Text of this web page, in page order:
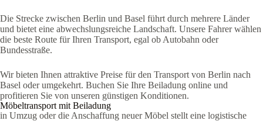
Die Strecke zwischen Berlin und Basel führt durch mehrere Länder
und bietet eine abwechslungsreiche Landschaft. Unsere Fahrer wählen
die beste Route für Ihren Transport, egal ob Autobahn oder
Bundesstraße.
Wir bieten Ihnen attraktive Preise für den Transport von Berlin nach
Basel oder umgekehrt. Buchen Sie Ihre Beiladung online und
profitieren Sie von unseren günstigen Konditionen.
Möbeltransport mit Beiladung
in Umzug oder die Anschaffung neuer Möbel stellt eine logistische